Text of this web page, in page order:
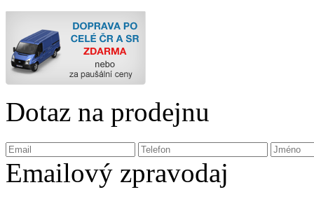
Dotaz na prodejnu
Emailový zpravodaj